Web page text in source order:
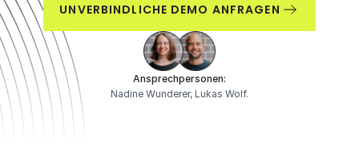
UNVERBINDLICHE DEMO ANFRAGEN
Ansprechpersonen:
Nadine Wunderer, Lukas Wolf.